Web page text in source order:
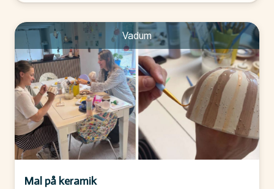
Vadum
Mal på keramik